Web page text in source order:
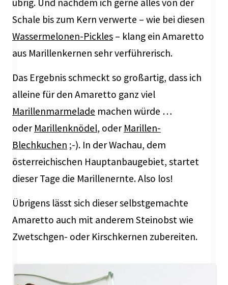
übrig. Und nachdem ich gerne alles von der
Schale bis zum Kern verwerte – wie bei diesen
Wassermelonen-Pickles – klang ein Amaretto
aus Marillenkernen sehr verführerisch.
Das Ergebnis schmeckt so großartig, dass ich
alleine für den Amaretto ganz viel
Marillenmarmelade machen würde …
oder Marillenknödel, oder Marillen-
Blechkuchen ;-). In der Wachau, dem
österreichischen Hauptanbaugebiet, startet
dieser Tage die Marillenernte. Also los!
Übrigens lässt sich dieser selbstgemachte
Amaretto auch mit anderem Steinobst wie
Zwetschgen- oder Kirschkernen zubereiten.